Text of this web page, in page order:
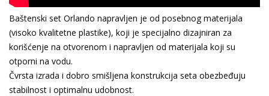
Baštenski set Orlando napravljen je od posebnog materijala
(visoko kvalitetne plastike), koji je specijalno dizajniran za
korišćenje na otvorenom i napravljen od materijala koji su
otporni na vodu.
Čvrsta izrada i dobro smišljena konstrukcija seta obezbeđuju
stabilnost i optimalnu udobnost.